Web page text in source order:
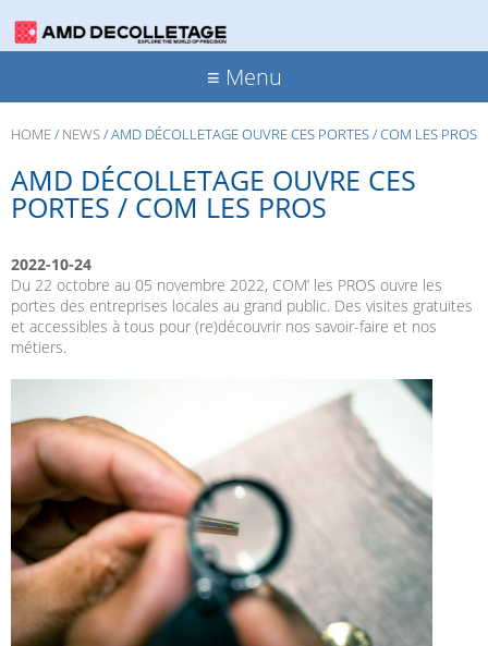
≡ Menu
HOME/NEWS/AMD DÉCOLLETAGE OUVRE CES PORTES / COM LES PROS
AMD DÉCOLLETAGE OUVRE CES
PORTES / COM LES PROS
2022-10-24
Du 22 octobre au 05 novembre 2022, COM’ les PROS ouvre les
portes des entreprises locales au grand public. Des visites gratuites
et accessibles à tous pour (re)découvrir nos savoir-faire et nos
métiers.